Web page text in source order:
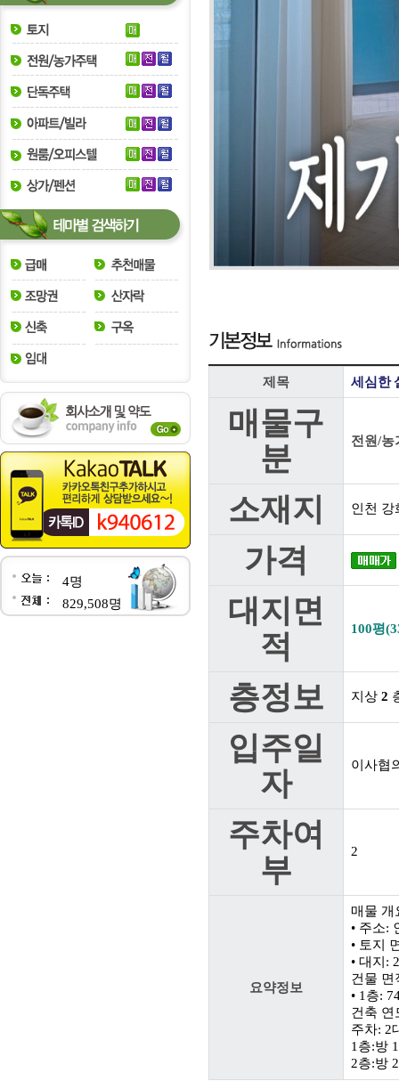
4명
829,508명
제목 세심한
매물구
분
전원/농
소재지 인천 강
가격
대지면
적
100평
층정보 지상 2
입주일
자
이사협
주차여
부
2
요약정보
매물 개
• 주소:
• 토지
• 대지:
건물 면
• 1층:
건축 연
주차: 2
1층:방
2층:방